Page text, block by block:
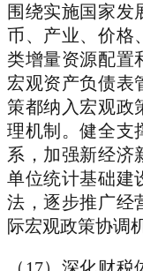
围绕实施国家发
币、产业、价格
类增量资源配置
宏观资产负债表
策都纳入宏观政
理机制。健全支
系，加强新经济
单位统计基础建
法，逐步推广经
际宏观政策协调